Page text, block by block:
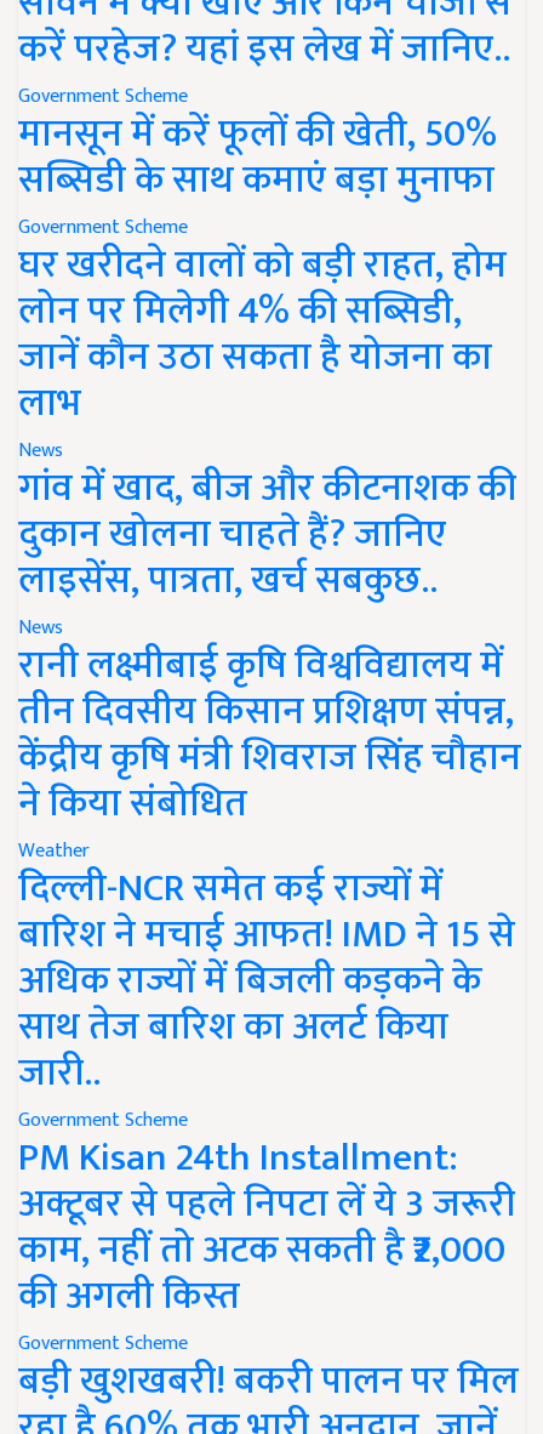
करें परहेज? यहां इस लेख में जानिए..
Government Scheme
मानसून में करें फूलों की खेती, 50%
सब्सिडी के साथ कमाएं बड़ा मुनाफा
Government Scheme
घर खरीदने वालों को बड़ी राहत, होम
लोन पर मिलेगी 4% की सब्सिडी,
जानें कौन उठा सकता है योजना का
लाभ
News
गांव में खाद, बीज और कीटनाशक की
दुकान खोलना चाहते हैं? जानिए
लाइसेंस, पात्रता, खर्च सबकुछ..
News
रानी लक्ष्मीबाई कृषि विश्वविद्यालय में
तीन दिवसीय किसान प्रशिक्षण संपन्न,
केंद्रीय कृषि मंत्री शिवराज सिंह चौहान
ने किया संबोधित
Weather
दिल्ली-NCR समेत कई राज्यों में
बारिश ने मचाई आफत! IMD ने 15 से
अधिक राज्यों में बिजली कड़कने के
साथ तेज बारिश का अलर्ट किया
जारी..
Government Scheme
PM Kisan 24th Installment:
अक्टूबर से पहले निपटा लें ये 3 जरूरी
काम, नहीं तो अटक सकती है ₹2,000
की अगली किस्त
Government Scheme
बड़ी खुशखबरी! बकरी पालन पर मिल